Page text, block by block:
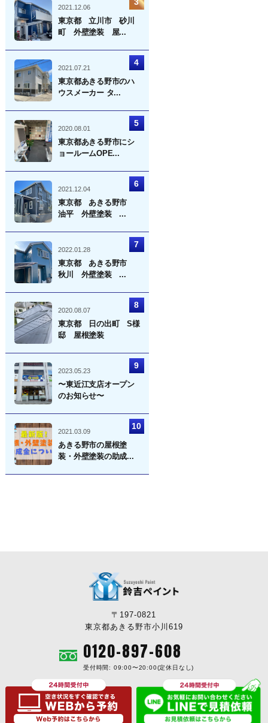
2021.12.06
東京都 立川市 砂川
町 外壁塗装 屋...
2021.07.21
東京都あきる野市のハ
ウスメーカー タ...
2020.08.01
東京都あきる野市にシ
ョールームOPE...
2021.12.04
東京都 あきる野市
油平 外壁塗装 ...
2022.01.28
東京都 あきる野市
秋川 外壁塗装 ...
2020.08.07
東京都 日の出町 S様
邸 屋根塗装
2023.05.23
〜東近江支店オープン
のお知らせ〜
2021.03.09
あきる野市の屋根塗
装・外壁塗装の助成...
〒197-0821
東京都あきる野市小川619
0120-897-608
受付時間: 09:00〜20:00(定休日なし)